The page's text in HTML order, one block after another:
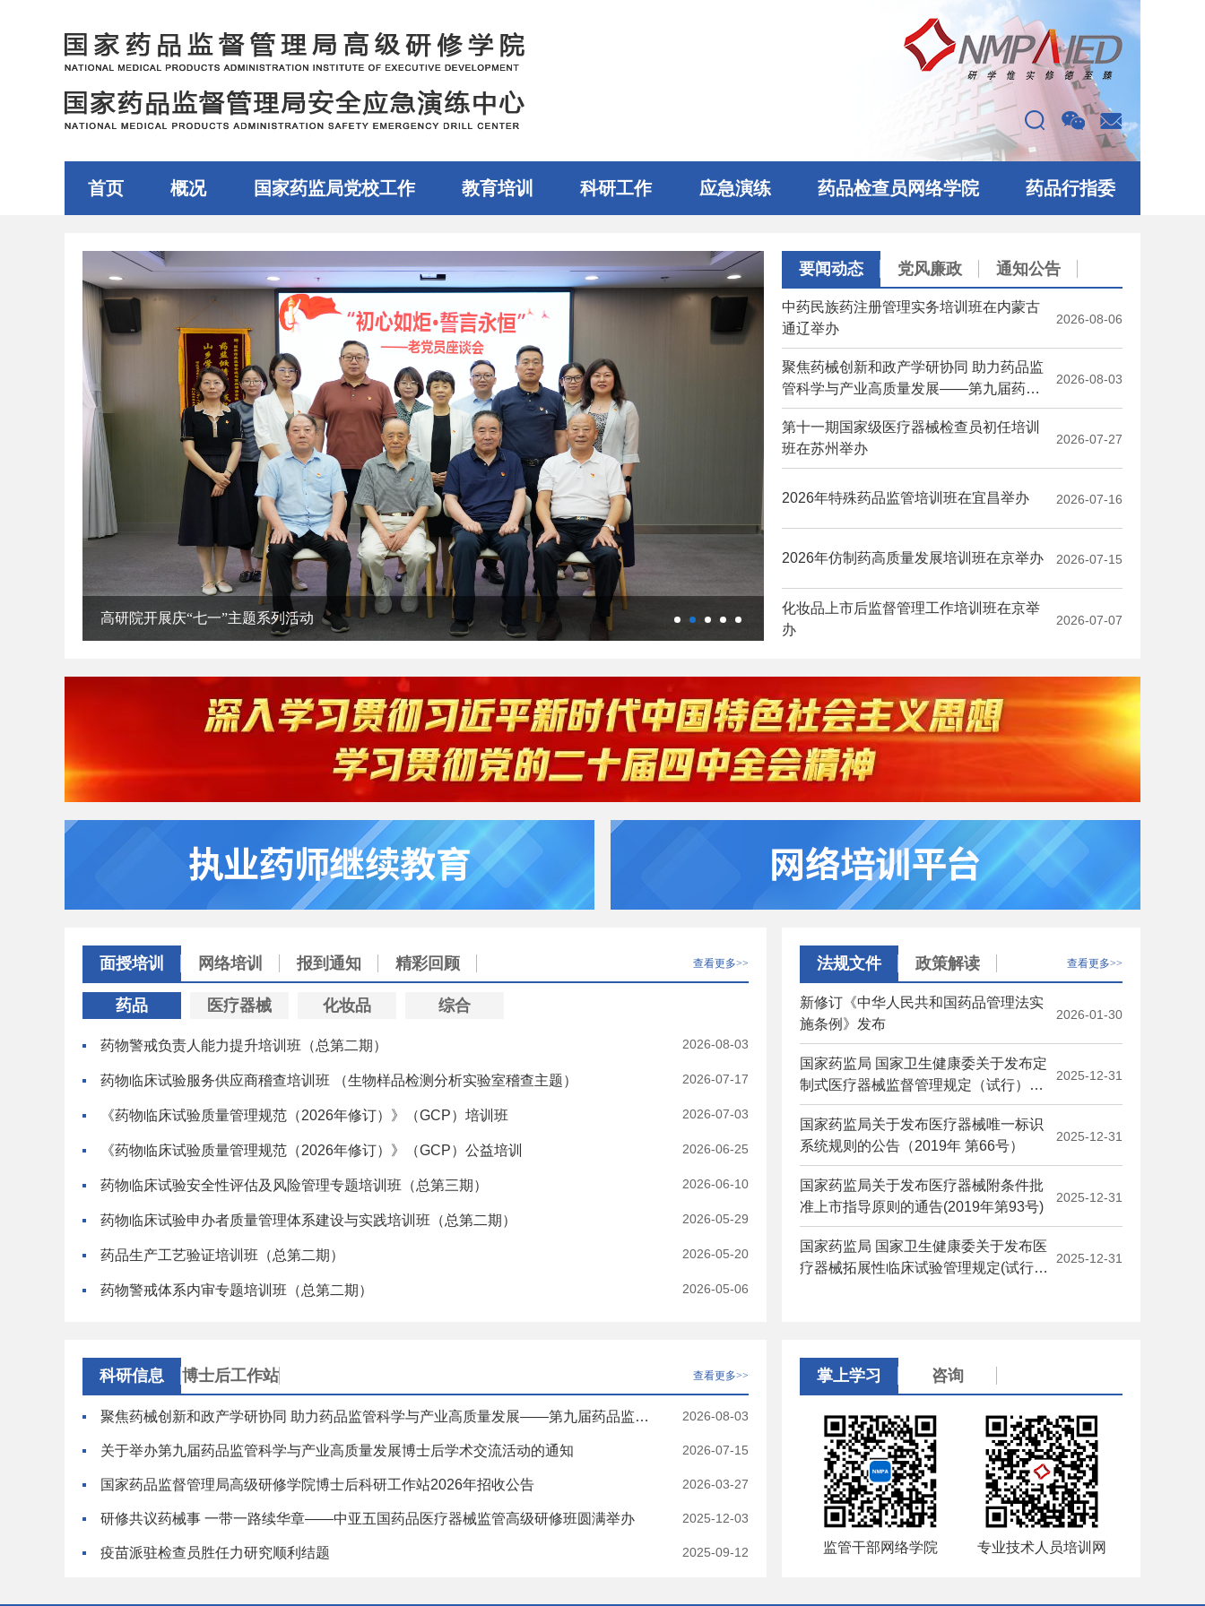
首页 概况 国家药监局党校工作 教育培训 科研工作 应急演练 药品检查员网络学院 药品行指委
”主题系列活动 高研院组织参观中国工人运动历史和发展成就展
要闻动态 党风廉政 通知公告
中药民族药注册管理实务培训班在内蒙古
通辽举办
2026-08-06
聚焦药械创新和政产学研协同 助力药品监
管科学与产业高质量发展——第九届药品
监管科学与产业高质量发展博士后学术交
流活动在天津举办
2026-08-03
第十一期国家级医疗器械检查员初任培训
班在苏州举办
2026-07-27
2026年特殊药品监管培训班在宜昌举办 2026-07-16
2026年仿制药高质量发展培训班在京举办 2026-07-15
化妆品上市后监督管理工作培训班在京举
办
2026-07-07
面授培训
药品 医疗器械 化妆品 综合
网络培训 报到通知 精彩回顾 查看更多>>
药物警戒负责人能力提升培训班（总第二期） 2026-08-03
药物临床试验服务供应商稽查培训班 （生物样品检测分析实验室稽查主题） 2026-07-17
《药物临床试验质量管理规范（2026年修订）》（GCP）培训班 2026-07-03
《药物临床试验质量管理规范（2026年修订）》（GCP）公益培训 2026-06-25
药物临床试验安全性评估及风险管理专题培训班（总第三期） 2026-06-10
药物临床试验申办者质量管理体系建设与实践培训班（总第二期） 2026-05-29
药品生产工艺验证培训班（总第二期） 2026-05-20
药物警戒体系内审专题培训班（总第二期） 2026-05-06
法规文件 政策解读 查看更多>>
新修订《中华人民共和国药品管理法实
施条例》发布
2026-01-30
国家药监局 国家卫生健康委关于发布定
制式医疗器械监督管理规定（试行）的
公告（2019年 第53号）
2025-12-31
国家药监局关于发布医疗器械唯一标识
系统规则的公告（2019年 第66号）
2025-12-31
国家药监局关于发布医疗器械附条件批
准上市指导原则的通告(2019年第93号)
2025-12-31
国家药监局 国家卫生健康委关于发布医
疗器械拓展性临床试验管理规定(试行)
2025-12-31
科研信息 博士后工作站 查看更多>>
聚焦药械创新和政产学研协同 助力药品监管科学与产业高质量发展——第九届药品监管科学与产业高质量发展博士后学术交流活动在天津举办 2026-08-03
关于举办第九届药品监管科学与产业高质量发展博士后学术交流活动的通知 2026-07-15
国家药品监督管理局高级研修学院博士后科研工作站2026年招收公告 2026-03-27
研修共议药械事 一带一路续华章——中亚五国药品医疗器械监管高级研修班圆满举办 2025-12-03
疫苗派驻检查员胜任力研究顺利结题 2025-09-12
掌上学习 咨询
监管干部网络学院 专业技术人员培训网